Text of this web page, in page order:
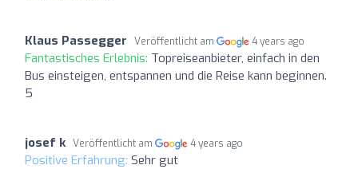
Klaus Passegger Veröffentlicht am 4 years ago
Fantastisches Erlebnis: Topreiseanbieter, einfach in den
Bus einsteigen, entspannen und die Reise kann beginnen.
5
josef k Veröffentlicht am 4 years ago
Positive Erfahrung: Sehr gut